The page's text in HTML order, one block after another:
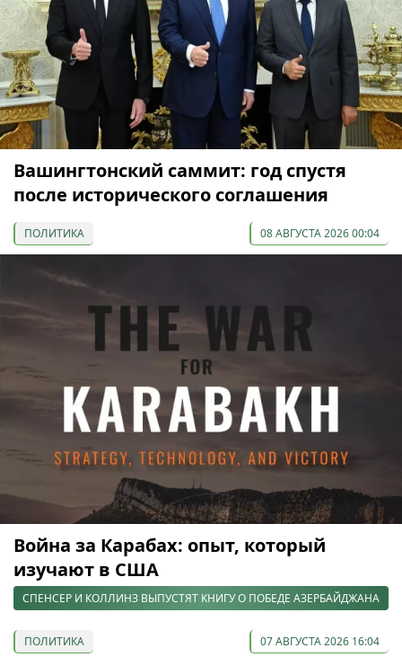
Вашингтонский саммит: год спустя
после исторического соглашения
ПОЛИТИКА 08 АВГУСТА 2026 00:04
Война за Карабах: опыт, который
изучают в США
СПЕНСЕР И КОЛЛИНЗ ВЫПУСТЯТ КНИГУ О ПОБЕДЕ АЗЕРБАЙДЖАНА
ПОЛИТИКА 07 АВГУСТА 2026 16:04